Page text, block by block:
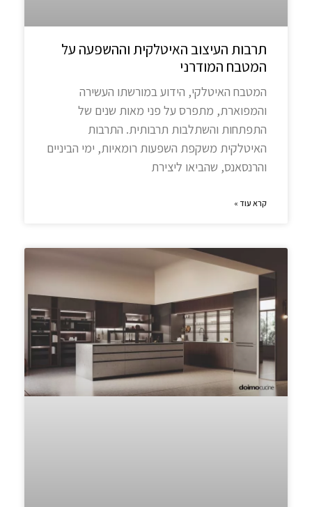
תרבות העיצוב האיטלקית וההשפעה על
המטבח המודרני
המטבח האיטלקי, הידוע במורשתו העשירה
והמפוארת, מתפרס על פני מאות שנים של
התפתחות והשתלבות תרבותית. התרבות
האיטלקית משקפת השפעות רומאיות, ימי הביניים
והרנסאנס, שהביאו ליצירת
קרא עוד »